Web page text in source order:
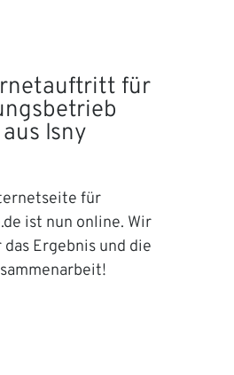
für
Isny
für
ist nun online. Wir
Ergebnis und die